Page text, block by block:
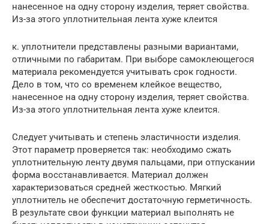
нанесенное на одну сторону изделия, теряет свойства.
Из-за этого уплотнительная лента хуже клеится
к. уплотнители представлены разными вариантами,
отличными по габаритам. При выборе самоклеющегося
материала рекомендуется учитывать срок годности.
Дело в том, что со временем клейкое вещество,
нанесенное на одну сторону изделия, теряет свойства.
Из-за этого уплотнительная лента хуже клеится.
Следует учитывать и степень эластичности изделия.
Этот параметр проверяется так: необходимо сжать
уплотнительную ленту двумя пальцами, при отпускании
форма восстанавливается. Материал должен
характеризоваться средней жесткостью. Мягкий
уплотнитель не обеспечит достаточную герметичность.
В результате свои функции материал выполнять не